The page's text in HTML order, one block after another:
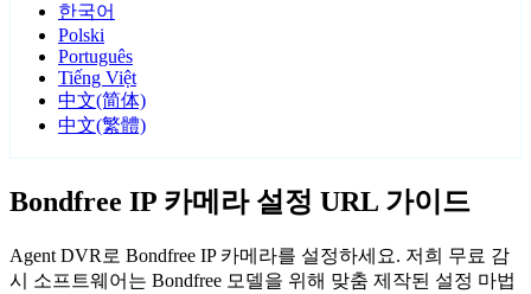
한국어
Polski
Português
Tiếng Việt
中文(简体)
中文(繁體)
Bondfree IP 카메라 설정 URL 가이드
Agent DVR로 Bondfree IP 카메라를 설정하세요. 저희 무료 감
시 소프트웨어는 Bondfree 모델을 위해 맞춤 제작된 설정 마법